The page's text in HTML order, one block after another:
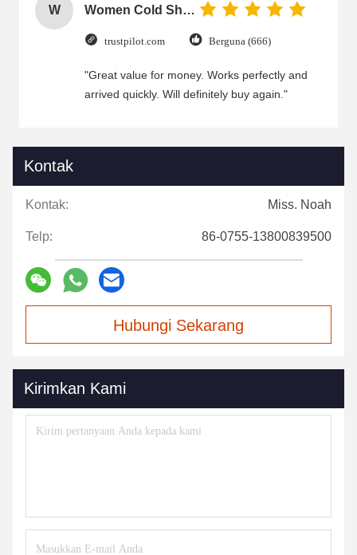
W Women Cold Shoulder V Neck Rayon Blouse
trustpilot.com Berguna (666)
"Great value for money. Works perfectly and
arrived quickly. Will definitely buy again."
Kontak
Kontak: Miss. Noah
Telp: 86-0755-13800839500
Hubungi Sekarang
Kirimkan Kami